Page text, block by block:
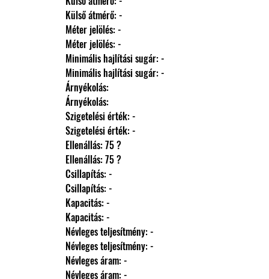
                Külső átmérő: -
                Méter jelölés: -
                Méter jelölés: -
                Minimális hajlítási sugár: -
                Minimális hajlítási sugár: -
                Árnyékolás:
                Árnyékolás:
                Szigetelési érték: -
                Szigetelési érték: -
                Ellenállás: 75 ?
                Ellenállás: 75 ?
                Csillapítás: -
                Csillapítás: -
                Kapacitás: -
                Kapacitás: -
                Névleges teljesítmény: -
                Névleges teljesítmény: -
                Névleges áram: -
                Névleges áram: -